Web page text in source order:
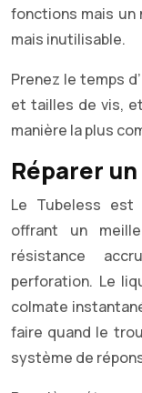
fonctions mais un
mais inutilisable.
Prenez le temps
et tailles de vis,
manière la plus
Réparer
Le Tubeless
offrant un
résistance
perforation. Le
colmate
faire quand le
système de